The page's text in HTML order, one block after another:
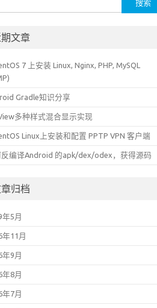
文章
7 上安装 Linux, Nginx, PHP, MySQL
Gradle知识分享
多种样式混合显示实现
Linux上安装和配置 PPTP VPN 客户端
反编译Android 的apk/dex/odex，获得源码
归档
年5月
年11月
年9月
年8月
年7月